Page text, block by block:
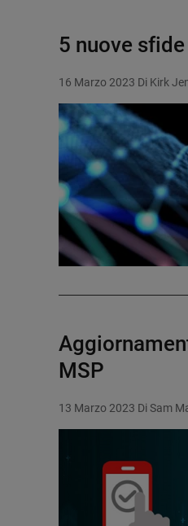
5 nuove
16 Marzo 2023 Di Kirk
MSP
13 Marzo 2023 Di Sam